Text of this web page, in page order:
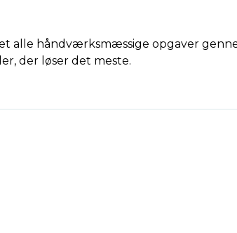
alle håndværksmæssige opgaver
der løser det meste.